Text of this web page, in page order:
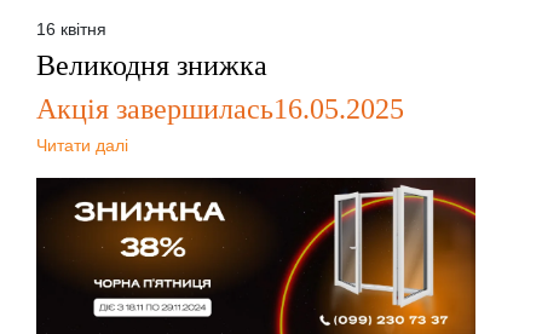
16 квітня
Великодня знижка
Акція завершилась16.05.2025
Читати далі